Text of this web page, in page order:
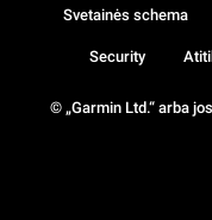
© „Garmin Ltd.“ arba
Svetainės schema
Security